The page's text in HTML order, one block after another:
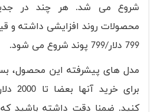
شروع می شد. هر چند در
محصولات روند افزایشی داشته و
799 دلار/799 پوند شروع می شود.
مدل های پیشرفته این محصول،
کنید. ضمنا دقت داشته باشید